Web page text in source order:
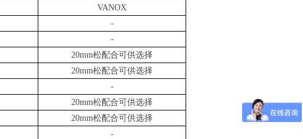
VANOX
-
-
20mm松配合可供选择
20mm松配合可供选择
-
20mm松配合可供选择
20mm松配合可供选择
-